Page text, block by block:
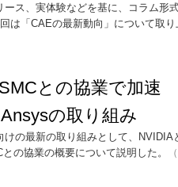
ース、実体験などを基に、コラム形
は「CAEの最新動向」について取
との協業で加速
の取り組み
の最新の取り組みとして、
の協業の概要について説明した。